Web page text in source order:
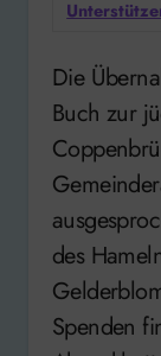
Die Übernahme der Druckkosten über ein
Buch zur
des
Spenden